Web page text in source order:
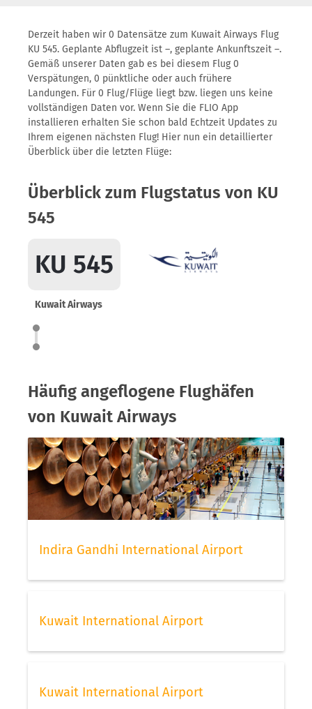
Derzeit haben wir 0 Datensätze zum Kuwait Airways Flug
KU 545. Geplante Abflugzeit ist –, geplante Ankunftszeit –.
Gemäß unserer Daten gab es bei diesem Flug 0
Verspätungen, 0 pünktliche oder auch frühere
Landungen. Für 0 Flug/Flüge liegt bzw. liegen uns keine
vollständigen Daten vor. Wenn Sie die FLIO App
installieren erhalten Sie schon bald Echtzeit Updates zu
Ihrem eigenen nächsten Flug! Hier nun ein detaillierter
Überblick über die letzten Flüge:
Überblick zum Flugstatus von KU
545
KU 545
Kuwait Airways
Häufig angeflogene Flughäfen
von Kuwait Airways
Indira Gandhi International Airport
Kuwait International Airport
Kuwait International Airport